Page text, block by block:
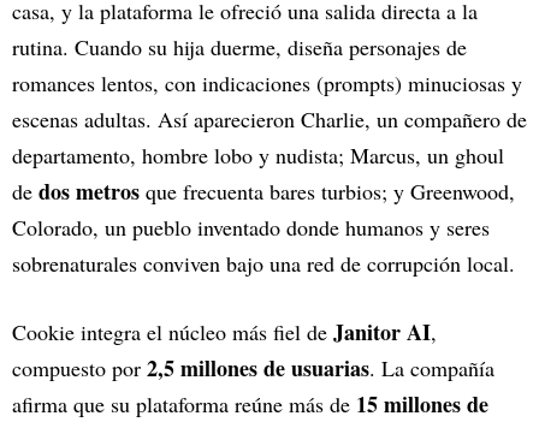
casa, y la plataforma le ofreció una salida directa a la
rutina. Cuando su hija duerme, diseña personajes de
romances lentos, con indicaciones (prompts) minuciosas y
escenas adultas. Así aparecieron Charlie, un compañero de
departamento, hombre lobo y nudista; Marcus, un ghoul
de dos metros que frecuenta bares turbios; y Greenwood,
Colorado, un pueblo inventado donde humanos y seres
sobrenaturales conviven bajo una red de corrupción local.
Cookie integra el núcleo más fiel de Janitor AI,
compuesto por 2,5 millones de usuarias. La compañía
afirma que su plataforma reúne más de 15 millones de